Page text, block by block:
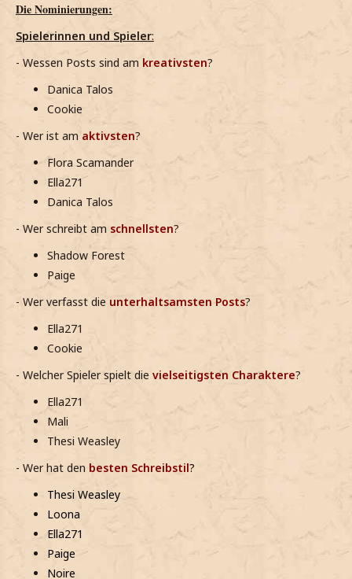
Die Nominierungen:
Spielerinnen und Spieler:
- Wessen Posts sind am kreativsten?
Danica Talos
Cookie
- Wer ist am aktivsten?
Flora Scamander
Ella271
Danica Talos
- Wer schreibt am schnellsten?
Shadow Forest
Paige
- Wer verfasst die unterhaltsamsten Posts?
Ella271
Cookie
- Welcher Spieler spielt die vielseitigsten Charaktere?
Ella271
Mali
Thesi Weasley
- Wer hat den besten Schreibstil?
Thesi Weasley
Loona
Ella271
Paige
Noire